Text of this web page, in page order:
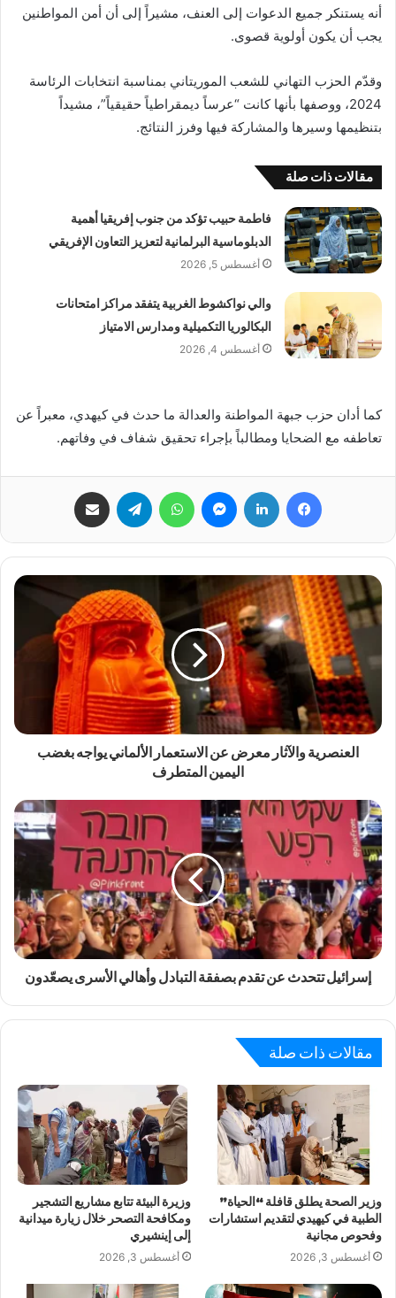
أنه يستنكر جميع الدعوات إلى العنف، مشيراً إلى أن أمن المواطنين
يجب أن يكون أولوية قصوى.
وقدّم الحزب التهاني للشعب الموريتاني بمناسبة انتخابات الرئاسة
2024، ووصفها بأنها كانت “عرساً ديمقراطياً حقيقياً”، مشيداً
بتنظيمها وسيرها والمشاركة فيها وفرز النتائج.
مقالات ذات صلة
فاطمة حبيب تؤكد من جنوب إفريقيا أهمية
الدبلوماسية البرلمانية لتعزيز التعاون الإفريقي
أغسطس 5, 2026
والي نواكشوط الغربية يتفقد مراكز امتحانات
البكالوريا التكميلية ومدارس الامتياز
أغسطس 4, 2026
كما أدان حزب جبهة المواطنة والعدالة ما حدث في كيهدي، معبراً عن
تعاطفه مع الضحايا ومطالباً بإجراء تحقيق شفاف في وفاتهم.
فيسبوك لينكدإن ماسنجر واتساب تيلقرام
العنصرية والآثار معرض عن الاستعمار الألماني يواجه بغضب
اليمين المتطرف
إسرائيل تتحدث عن تقدم بصفقة التبادل وأهالي الأسرى يصعّدون
مقالات ذات صلة
وزير الصحة يطلق قافلة “الحياة”
الطبية في كيهيدي لتقديم استشارات
وفحوص مجانية
أغسطس 3, 2026
وزيرة البيئة تتابع مشاريع التشجير
ومكافحة التصحر خلال زيارة ميدانية
إلى إينشيري
أغسطس 3, 2026